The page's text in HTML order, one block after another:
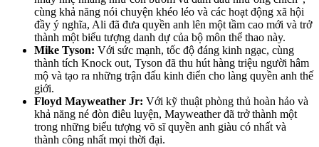
cùng khả năng nói chuyện khéo léo và các hoạt động xã hội
đầy ý nghĩa, Ali đã đưa quyền anh lên một tầm cao mới và trở
thành một biểu tượng danh dự của bộ môn thể thao này.
Mike Tyson: Với sức mạnh, tốc độ đáng kinh ngạc, cùng
thành tích Knock out, Tyson đã thu hút hàng triệu người hâm
mộ và tạo ra những trận đấu kinh điển cho làng quyền anh thế
giới.
Floyd Mayweather Jr: Với kỹ thuật phòng thủ hoàn hảo và
khả năng né đòn điêu luyện, Mayweather đã trở thành một
trong những biểu tượng võ sĩ quyền anh giàu có nhất và
thành công nhất mọi thời đại.